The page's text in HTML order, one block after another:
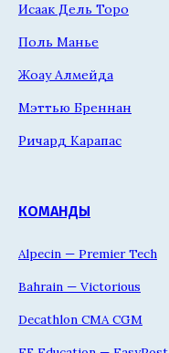
Исаак Дель Торо
Поль Манье
Жоау Алмейда
Мэттью Бреннан
Ричард Карапас
КОМАНДЫ
Alpecin — Premier Tech
Bahrain — Victorious
Decathlon CMA CGM